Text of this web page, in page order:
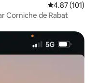
Calificación
4.87 (101)
Apartamento nuevo, Vistas al mar Corniche de Rabat